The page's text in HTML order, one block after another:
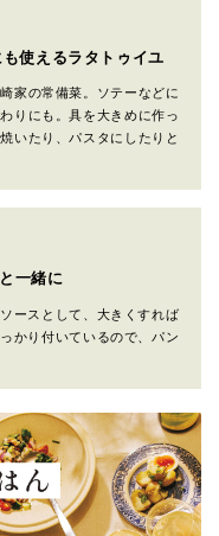
使えるラタトゥイユ
家の常備菜。ソテーなどに
りにも。具を大きめに作っ
いたり、パスタにしたりと
一緒に
ースとして、大きくすれば
かり付いているので、パン